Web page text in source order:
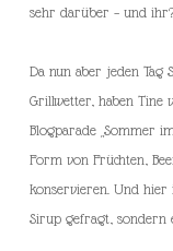
sehr darüber – und
Da nun aber jeden Tag
Grillwetter, haben Tine
Blogparade „Sommer
Form von Früchten,
konservieren. Und hier
Sirup gefragt, sondern